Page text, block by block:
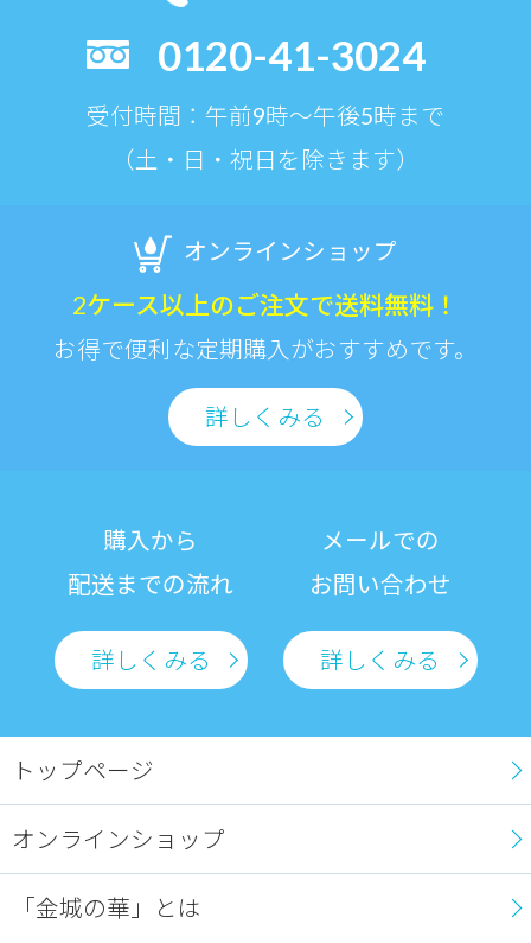
0120-41-3024
受付時間：午前9時〜午後5時まで
（土・日・祝日を除きます）
オンラインショップ
2ケース以上のご注文で送料無料！
お得で便利な定期購入がおすすめです。
詳しくみる
購入から
配送までの流れ
詳しくみる
メールでの
お問い合わせ
詳しくみる
トップページ
オンラインショップ
「金城の華」とは